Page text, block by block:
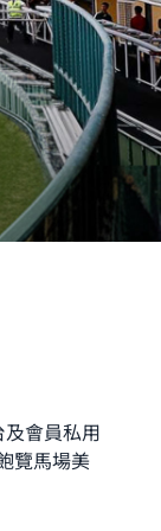
會員私用
覽馬場美